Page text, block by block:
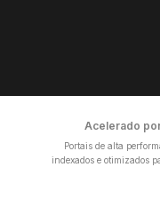
Acelerado
Portais de alta
indexados e otimizados